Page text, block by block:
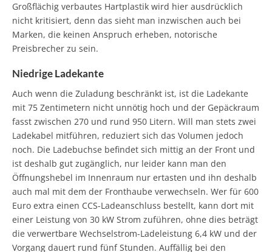
Großflächig verbautes Hartplastik wird hier ausdrücklich
nicht kritisiert, denn das sieht man inzwischen auch bei
Marken, die keinen Anspruch erheben, notorische
Preisbrecher zu sein.
Niedrige Ladekante
Auch wenn die Zuladung beschränkt ist, ist die Ladekante
mit 75 Zentimetern nicht unnötig hoch und der Gepäckraum
fasst zwischen 270 und rund 950 Litern. Will man stets zwei
Ladekabel mitführen, reduziert sich das Volumen jedoch
noch. Die Ladebuchse befindet sich mittig an der Front und
ist deshalb gut zugänglich, nur leider kann man den
Öffnungshebel im Innenraum nur ertasten und ihn deshalb
auch mal mit dem der Fronthaube verwechseln. Wer für 600
Euro extra einen CCS-Ladeanschluss bestellt, kann dort mit
einer Leistung von 30 kW Strom zuführen, ohne dies beträgt
die verwertbare Wechselstrom-Ladeleistung 6,4 kW und der
Vorgang dauert rund fünf Stunden. Auffällig bei den